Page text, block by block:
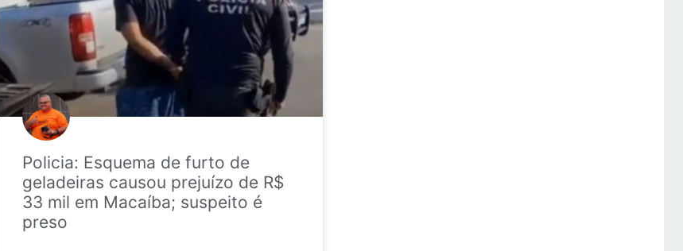
Policia: Esquema de furto de
geladeiras causou prejuízo de R$
33 mil em Macaíba; suspeito é
preso